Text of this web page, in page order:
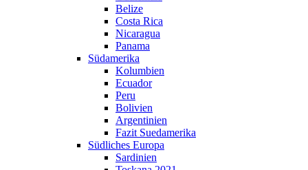
Belize
Costa Rica
Nicaragua
Panama
Südamerika
Kolumbien
Ecuador
Peru
Bolivien
Argentinien
Fazit Suedamerika
Südliches Europa
Sardinien